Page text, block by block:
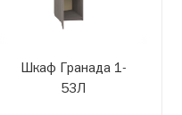
Шкаф Гранада 1-
53Л